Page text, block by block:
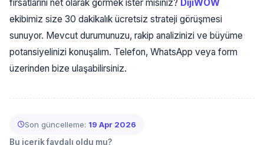
fırsatlarını net olarak görmek ister misiniz? DijiWOW
ekibimiz size 30 dakikalık ücretsiz strateji görüşmesi
sunuyor. Mevcut durumunuzu, rakip analizinizi ve büyüme
potansiyelinizi konuşalım. Telefon, WhatsApp veya form
üzerinden bize ulaşabilirsiniz.
Son güncelleme: 19 Apr 2026
Bu içerik faydalı oldu mu?